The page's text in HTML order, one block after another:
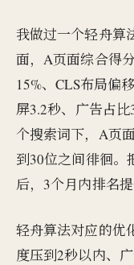
我做过一个轻舟
面，A页面综合得
15%、CLS布局偏
屏3.2秒、广告占
个搜索词下，A页
到30位之间徘徊。
后，3个月内排名提
轻舟算法对应的优
度压到2秒以内、